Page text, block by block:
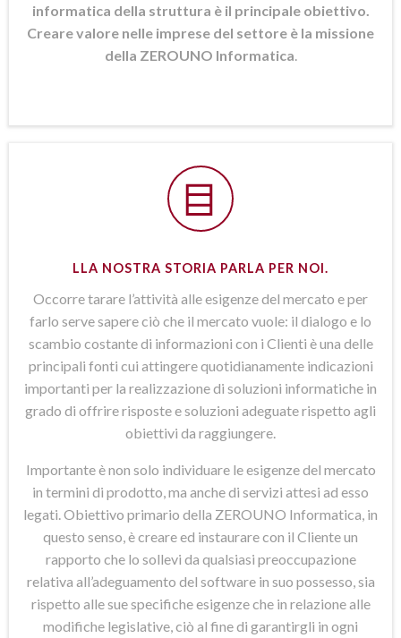
informatica della struttura è il principale obiettivo.
Creare valore nelle imprese del settore è la missione
della ZEROUNO Informatica
LLA NOSTRA STORIA PARLA PER NOI.
Occorre tarare l’attività alle esigenze del mercato e per
farlo serve sapere ciò che il mercato vuole: il dialogo e lo
scambio costante di informazioni con i Clienti è una delle
principali fonti cui attingere quotidianamente indicazioni
importanti per la realizzazione di soluzioni informatiche in
grado di offrire risposte e soluzioni adeguate rispetto agli
obiettivi da raggiungere.
Importante è non solo individuare le esigenze del mercato
in termini di prodotto, ma anche di servizi attesi ad esso
legati. Obiettivo primario della ZEROUNO Informatica, in
questo senso, è creare ed instaurare con il Cliente un
rapporto che lo sollevi da qualsiasi preoccupazione
relativa all’adeguamento del software in suo possesso, sia
rispetto alle sue specifiche esigenze che in relazione alle
modifiche legislative, ciò al fine di garantirgli in ogni